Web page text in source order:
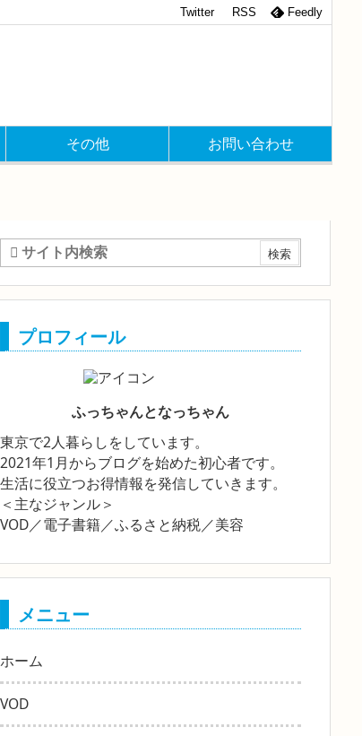
その他 お問い合わせ
Twitter RSS Feedly
プロフィール
ふっちゃんとなっちゃん
東京で2人暮らしをしています。
2021年1月からブログを始めた初心者です。
生活に役立つお得情報を発信していきます。
＜主なジャンル＞
VOD／電子書籍／ふるさと納税／美容
メニュー
ホーム
VOD